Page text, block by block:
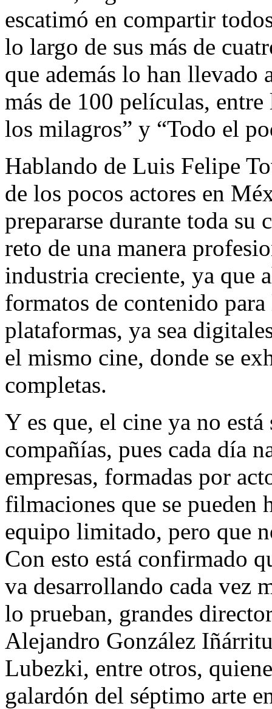
escatimó en compartir
lo largo de sus más de
que además lo han
más de 100 películas,
los milagros” y “Todo el
Hablando de Luis Felipe
de los pocos actores en
prepararse durante toda su
reto de una manera
industria creciente, ya que
formatos de contenido
plataformas, ya sea
el mismo cine, donde se
completas.
Y es que, el cine ya no
compañías, pues cada día
empresas, formadas por
filmaciones que se pueden
equipo limitado, pero que
Con esto está confirmado
va desarrollando cada vez
lo prueban, grandes
Alejandro González
Lubezki, entre otros,
galardón del séptimo arte